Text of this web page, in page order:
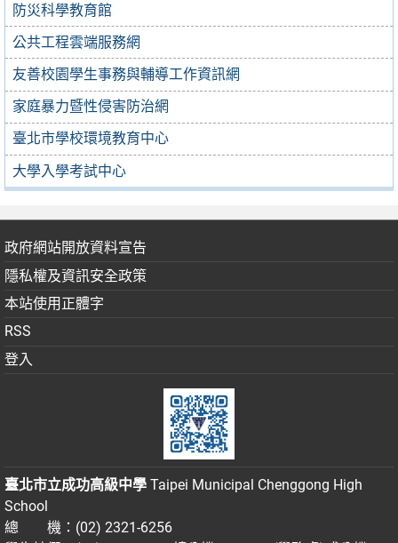
防災科學教育館
公共工程雲端服務網
友善校園學生事務與輔導工作資訊網
家庭暴力暨性侵害防治網
臺北市學校環境教育中心
大學入學考試中心
政府網站開放資料宣告
隱私權及資訊安全政策
本站使用正體字
RSS
登入
臺北市立成功高級中學 Taipei Municipal Chenggong High
School
總 機：(02) 2321-6256